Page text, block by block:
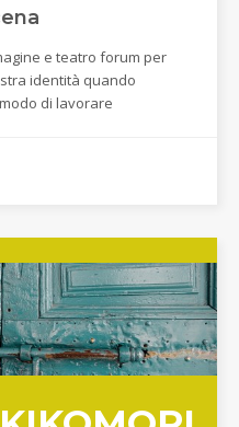
e teatro forum per
identità quando
di lavorare